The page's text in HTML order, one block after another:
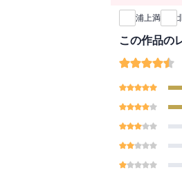
浦上満
この作品の